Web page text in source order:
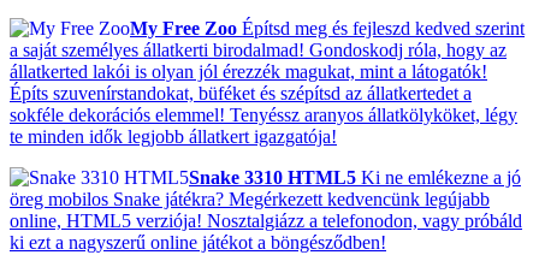
My Free Zoo Építsd meg és fejleszd kedved szerint
a saját személyes állatkerti birodalmad! Gondoskodj róla, hogy az
állatkerted lakói is olyan jól érezzék magukat, mint a látogatók!
Építs szuvenírstandokat, büféket és szépítsd az állatkertedet a
sokféle dekorációs elemmel! Tenyéssz aranyos állatkölyköket, légy
te minden idők legjobb állatkert igazgatója!
Snake 3310 HTML5 Ki ne emlékezne a jó
öreg mobilos Snake játékra? Megérkezett kedvencünk legújabb
online, HTML5 verziója! Nosztalgiázz a telefonodon, vagy próbáld
ki ezt a nagyszerű online játékot a böngésződben!